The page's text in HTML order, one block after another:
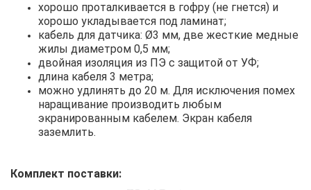
хорошо проталкивается в гофру (не гнется) и
хорошо укладывается под ламинат;
кабель для датчика: Ø3 мм, две жесткие медные
жилы диаметром 0,5 мм;
двойная изоляция из ПЭ с защитой от УФ;
длина кабеля 3 метра;
можно удлинять до 20 м. Для исключения помех
наращивание производить любым
экранированным кабелем. Экран кабеля
заземлить.
Комплект поставки: